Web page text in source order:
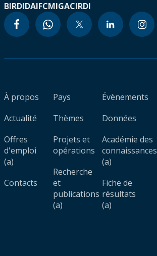
BIRDIDAIFCMIGACIRDI
À propos
Actualité
Offres
d'emploi
(a)
Contacts
Pays
Thèmes
Projets et
opérations
Recherche
et
publications
(a)
Évènements
Données
Académie des
connaissances
(a)
Fiche de
résultats
(a)